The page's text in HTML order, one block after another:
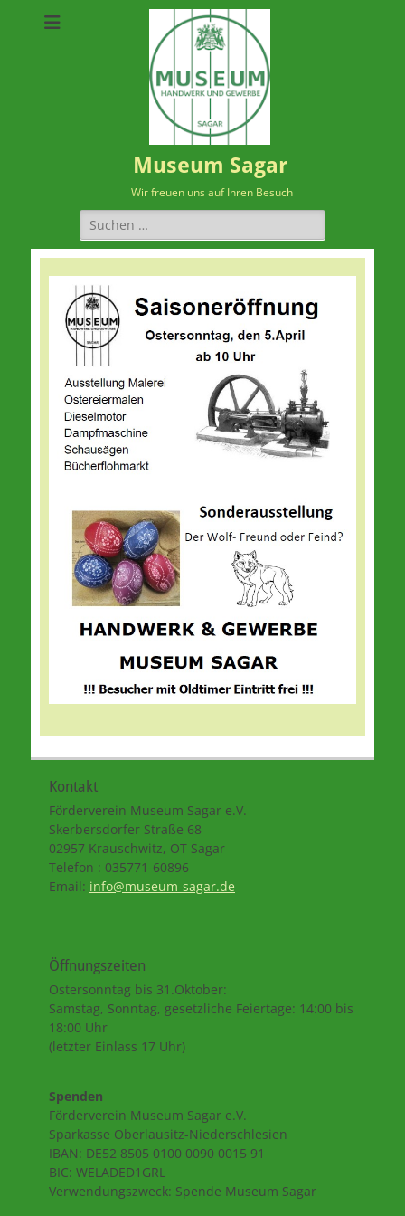
Museum Sagar
Wir freuen uns auf Ihren Besuch
Suchen
nach:
Kontakt
Förderverein Museum Sagar e.V.
Skerbersdorfer Straße 68
02957 Krauschwitz, OT Sagar
Telefon : 035771-60896
Email: info@museum-sagar.de
Öffnungszeiten
Ostersonntag bis 31.Oktober:
Samstag, Sonntag, gesetzliche Feiertage: 14:00 bis
18:00 Uhr
(letzter Einlass 17 Uhr)
Spenden
Förderverein Museum Sagar e.V.
Sparkasse Oberlausitz-Niederschlesien
IBAN: DE52 8505 0100 0090 0015 91
BIC: WELADED1GRL
Verwendungszweck: Spende Museum Sagar